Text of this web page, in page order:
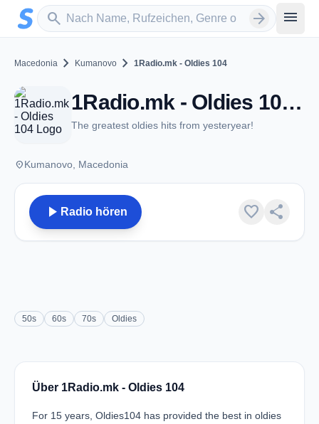
Zum Hauptinhalt springen
search
Sender suchen arrow_forward menu
Macedonia chevron_right Kumanovo chevron_right 1Radio.mk - Oldies 104
1Radio.mk - Oldies 104 - Kumanovo
The greatest oldies hits from yesteryear!
placeKumanovo, Macedonia
play_arrow Radio hören favorite share
50s 60s 70s Oldies
Über 1Radio.mk - Oldies 104
For 15 years, Oldies104 has provided the best in oldies